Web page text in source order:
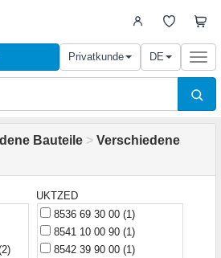
Privatkunde DE
Bauteile > Verschiedene
UKTZED
8536 69 30 00 (1)
8541 10 00 90 (1)
8542 39 90 00 (1)